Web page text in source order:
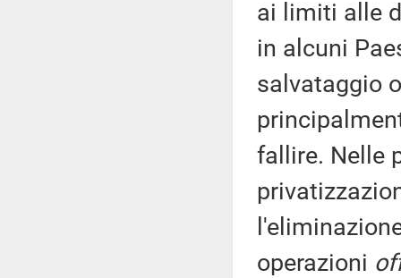
ai limiti alle
in alcuni
salvataggio
fallire. Nelle
operazioni